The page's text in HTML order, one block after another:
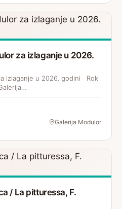
za izlaganje u 2026.
izlaganje u 2026. godini Rok
Galerija Modulor
/ La pitturessa, F.